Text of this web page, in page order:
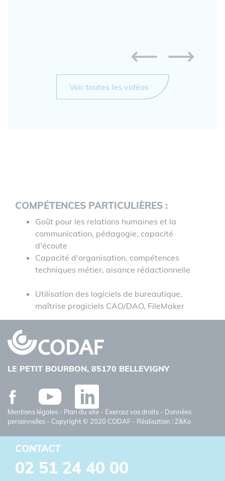
Voir toutes les vidéos
COMPÉTENCES PARTICULIÈRES :
Goût pour les relations humaines et la
communication, pédagogie, capacité
d'écoute
Capacité d'organisation, compétences
techniques métier, aisance rédactionnelle
Utilisation des logiciels de bureautique,
maîtrise progiciels CAO/DAO, FileMaker
LE PETIT BOURBON, 85170 BELLEVIGNY
Facebook
Youtube
Linkedin
Mentions légales - Plan du site - Exercez vos droits - Données
personnelles - Copyright © 2020 CODAF - Réalisation : Z&Ko
CONTACT
02 51 24 40 00